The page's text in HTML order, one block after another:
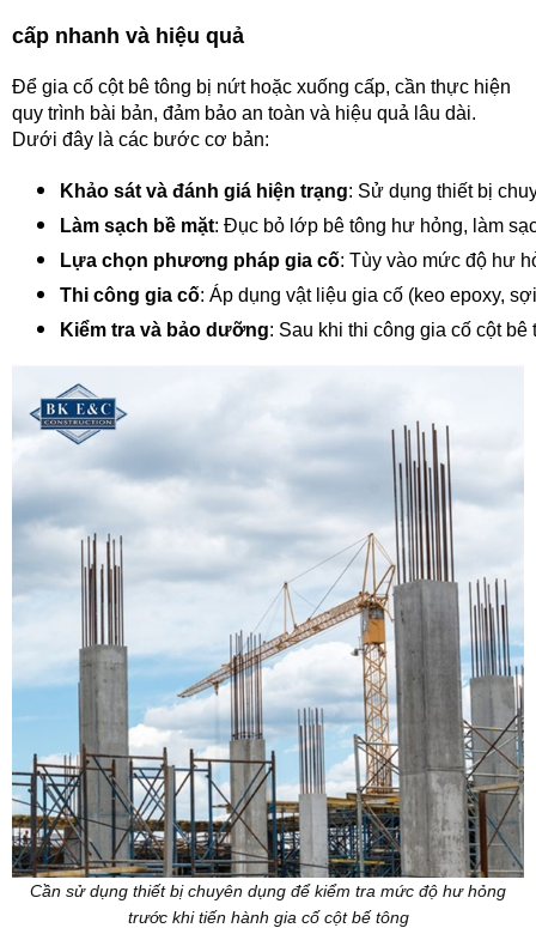
cấp nhanh và hiệu quả
Để gia cố cột bê tông bị nứt hoặc xuống cấp, cần thực hiện
quy trình bài bản, đảm bảo an toàn và hiệu quả lâu dài.
Dưới đây là các bước cơ bản:
Khảo sát và đánh giá hiện trạng: Sử dụng thiết bị
Làm sạch bề mặt: Đục bỏ lớp bê tông hư hỏng, làm
Lựa chọn phương pháp gia cố: Tùy vào mức độ hư
Thi công gia cố: Áp dụng vật liệu gia cố (keo epoxy,
Kiểm tra và bảo dưỡng: Sau khi thi công gia cố cột
Cần sử dụng thiết bị chuyên dụng để kiểm tra mức độ hư hỏng
trước khi tiến hành gia cố cột bế tông